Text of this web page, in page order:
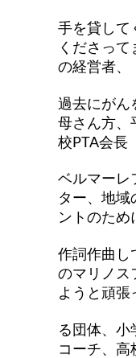
手を貸して
くださっ
の経営者、
過去にがん
母さん方、
校PTA会長
ベルマーレ
ター、地域
ントのため
作詞作曲し
のマリノス
ようと頑張
る団体、小
コーチ、高